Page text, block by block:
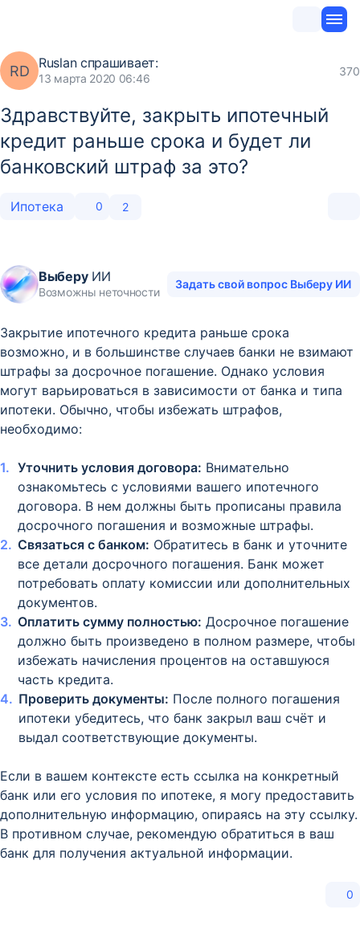
RD Ruslanспрашивает:
13 марта 2020 06:46
370
Здравствуйте, закрыть ипотечный
кредит раньше срока и будет ли
банковский штраф за это?
Ипотека 0 2
ВыберуИИ
Возможны неточности
Задать свой вопрос Выберу ИИ
Закрытие ипотечного кредита раньше срока
возможно, и в большинстве случаев банки не взимают
штрафы за досрочное погашение. Однако условия
могут варьироваться в зависимости от банка и типа
ипотеки. Обычно, чтобы избежать штрафов,
необходимо:
Уточнить условия договора: Внимательно
ознакомьтесь с условиями вашего ипотечного
договора. В нем должны быть прописаны правила
досрочного погашения и возможные штрафы.
Связаться с банком: Обратитесь в банк и уточните
все детали досрочного погашения. Банк может
потребовать оплату комиссии или дополнительных
документов.
Оплатить сумму полностью: Досрочное погашение
должно быть произведено в полном размере, чтобы
избежать начисления процентов на оставшуюся
часть кредита.
Проверить документы: После полного погашения
ипотеки убедитесь, что банк закрыл ваш счёт и
выдал соответствующие документы.
Если в вашем контексте есть ссылка на конкретный
банк или его условия по ипотеке, я могу предоставить
дополнительную информацию, опираясь на эту ссылку.
В противном случае, рекомендую обратиться в ваш
банк для получения актуальной информации.
0